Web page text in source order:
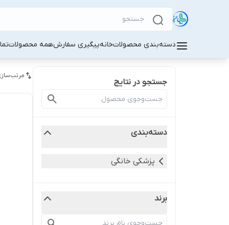
دسته‌بندی محصولاتخانهپیگیری سفارشهمه محصولات
جستجو در نتایج
دسته‌بندی
پزشکی خانگی
برند